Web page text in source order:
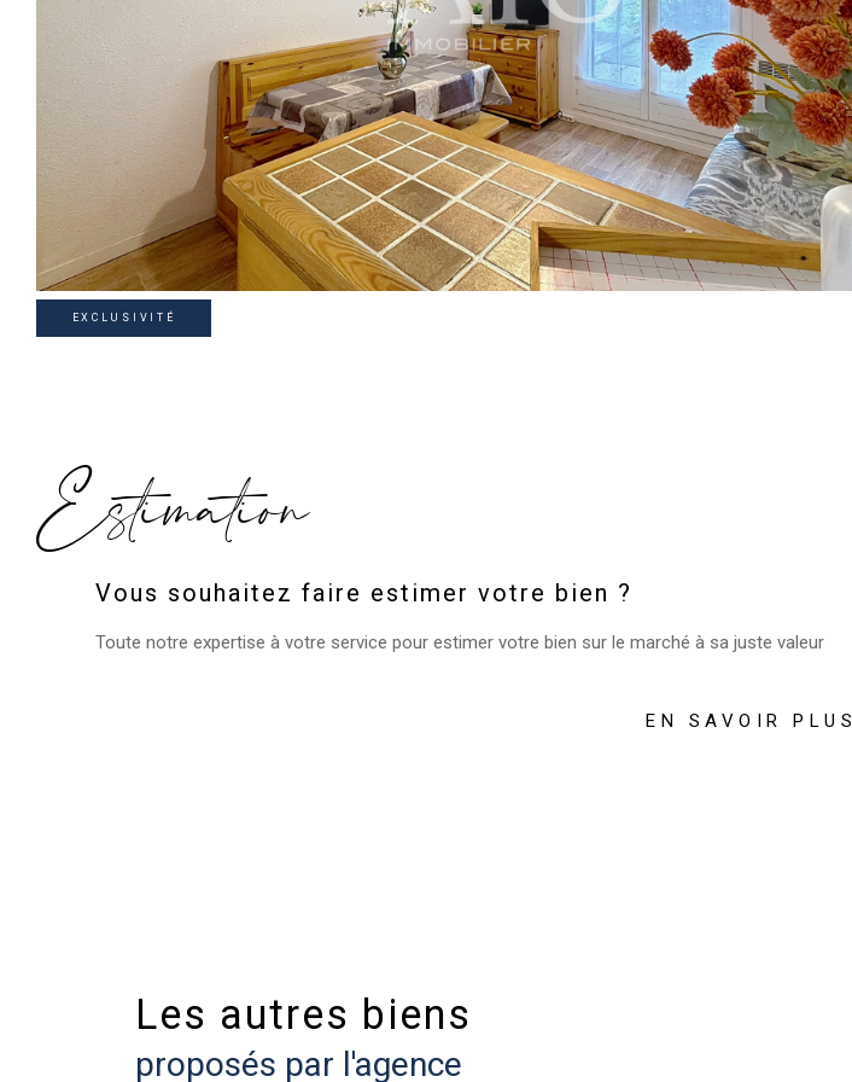
EXCLUSIVITÉ
Estimation
Vous souhaitez faire estimer votre bien ?
Toute notre expertise à votre service pour estimer votre bien sur le marché à sa juste valeur
EN SAVOIR PLUS
Les autres biens
proposés par l'agence